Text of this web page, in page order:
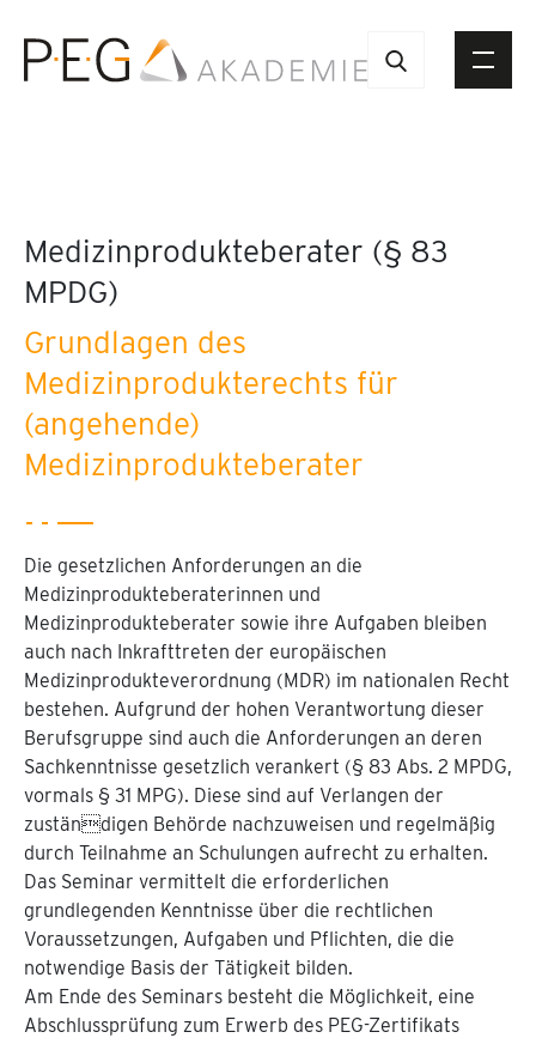
Medizinprodukteberater (§ 83
MPDG)
Grundlagen des
Medizinprodukterechts für
(angehende)
Medizinprodukteberater
Die gesetzlichen Anforderungen an die
Medizinprodukteberaterinnen und
Medizinprodukteberater sowie ihre Aufgaben bleiben
auch nach Inkrafttreten der europäischen
Medizinprodukteverordnung (MDR) im nationalen Recht
bestehen. Aufgrund der hohen Verantwortung dieser
Berufsgruppe sind auch die Anforderungen an deren
Sachkenntnisse gesetzlich verankert (§ 83 Abs. 2 MPDG,
vormals § 31 MPG). Diese sind auf Verlangen der
zuständigen Behörde nachzuweisen und regelmäßig
durch Teilnahme an Schulungen aufrecht zu erhalten.
Das Seminar vermittelt die erforderlichen
grundlegenden Kenntnisse über die rechtlichen
Voraussetzungen, Aufgaben und Pflichten, die die
notwendige Basis der Tätigkeit bilden.
Am Ende des Seminars besteht die Möglichkeit, eine
Abschlussprüfung zum Erwerb des PEG-Zertifikats